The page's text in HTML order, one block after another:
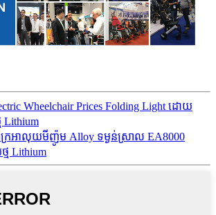
Wheelchair Prices Folding Light ដោយ
Lithium
ក្រអាលុយមីញ៉ូម Alloy ទម្ងន់ស្រាល EA8000
ម Lithium